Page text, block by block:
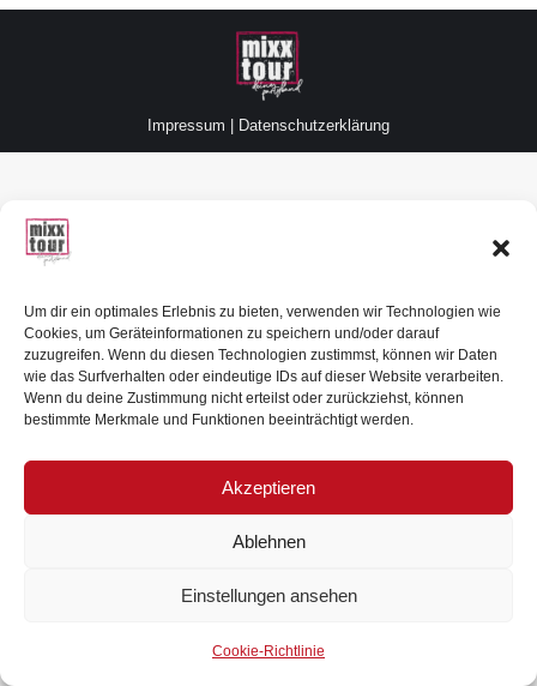
Um dir ein optimales Erlebnis zu bieten, verwenden wir Technologien wie
Cookies, um Geräteinformationen zu speichern und/oder darauf
zuzugreifen. Wenn du diesen Technologien zustimmst, können wir Daten
wie das Surfverhalten oder eindeutige IDs auf dieser Website verarbeiten.
Wenn du deine Zustimmung nicht erteilst oder zurückziehst, können
bestimmte Merkmale und Funktionen beeinträchtigt werden.
Akzeptieren
Ablehnen
Einstellungen ansehen
Cookie-Richtlinie
Impressum Datenschutzerklärung